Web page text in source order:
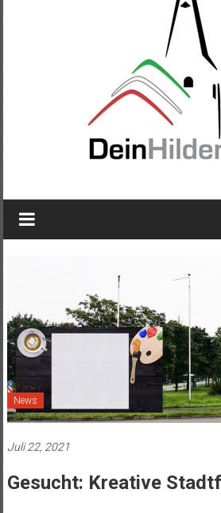
News
Juli 22, 2021
Gesucht: Kreative